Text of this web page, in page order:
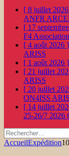
[ 8 juillet
ANFR
[ 17
F4 Association
[ 4 août 2026 ]
ARISS
[ 1 août 2026 ]
[ 21 juillet
ARISS
[ 20 juillet
ON4ISS
[ 14 juillet
25-26/7 2026
Rechercher :
AccueilExpédition